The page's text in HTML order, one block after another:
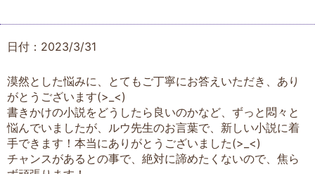
日付：2023/3/31
漠然とした悩みに、とてもご丁寧にお答えいただき、あり
がとうございます(>_<)
書きかけの小説をどうしたら良いのかなど、ずっと悶々と
悩んでいましたが、ルウ先生のお言葉で、新しい小説に着
手できます！本当にありがとうございました(>_<)
チャンスがあるとの事で、絶対に諦めたくないので、焦ら